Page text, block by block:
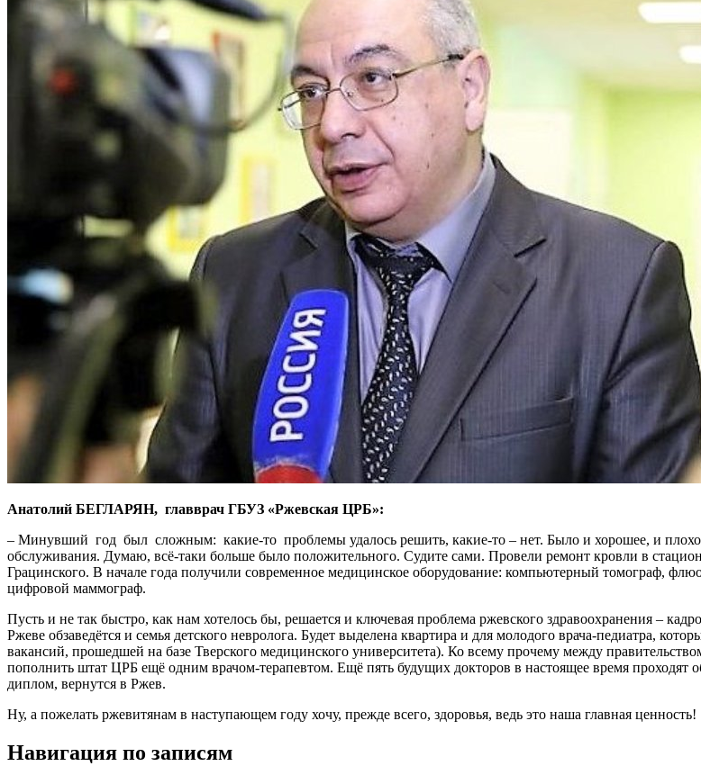
Анатолий БЕГЛАРЯН, главврач ГБУЗ «Ржевская ЦРБ»:
– Минувший год был сложным: какие-то проблемы удалось решить, какие-то – нет. Было и хорошее, и
обслуживания. Думаю, всё-таки больше было положительного. Судите сами. Провели ремонт кровли в
Грацинского. В начале года получили современное медицинское оборудование: компьютерный томограф,
цифровой маммограф.
Пусть и не так быстро, как нам хотелось бы, решается и ключевая проблема ржевского здравоохранения –
Ржеве обзаведётся и семья детского невролога. Будет выделена квартира и для молодого врача-педиатра,
вакансий, прошедшей на базе Тверского медицинского университета). Ко всему прочему между
пополнить штат ЦРБ ещё одним врачом-терапевтом. Ещё пять будущих докторов в настоящее время проходят
диплом, вернутся в Ржев.
Ну, а пожелать ржевитянам в наступающем году хочу, прежде всего, здоровья, ведь это наша главная ценность!
Навигация по записям